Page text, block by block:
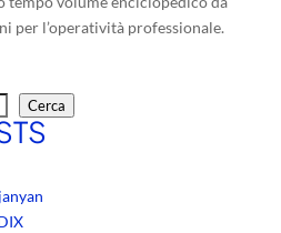
per l’operatività professionale.
Cerca